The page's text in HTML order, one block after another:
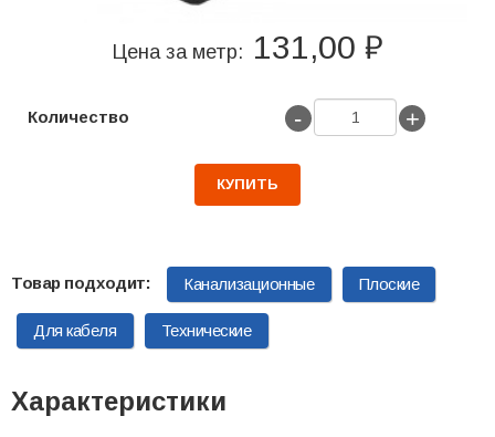
Цена за метр: 131,00 ₽
Количество - +
КУПИТЬ
Канализационные Плоские
Для кабеля Технические
Характеристики